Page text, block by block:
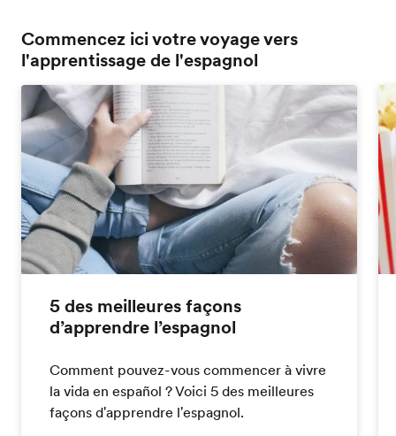
Commencez ici votre voyage vers
l'apprentissage de l'espagnol
5 des meilleures façons
d’apprendre l’espagnol
Comment pouvez-vous commencer à vivre
la vida en español ? Voici 5 des meilleures
façons d'apprendre l'espagnol.